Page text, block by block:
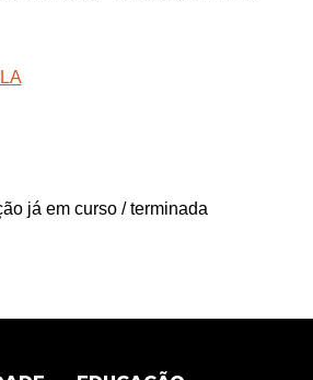
já em curso / terminada